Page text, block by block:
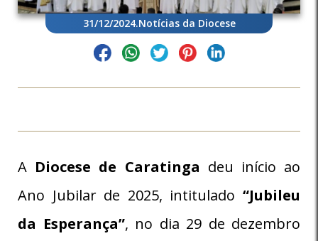
31/12/2024.Notícias da Diocese
A Diocese de Caratinga deu início ao
Ano Jubilar de 2025, intitulado “Jubileu
da Esperança”, no dia 29 de dezembro